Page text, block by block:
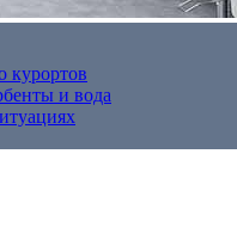
курортов
и вода